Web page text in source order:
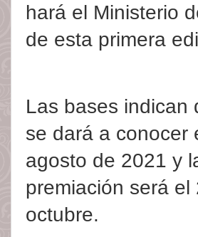
hará el Ministerio
de esta primera
Las bases indican
se dará a conocer
agosto de 2021 y
premiación será el
octubre.